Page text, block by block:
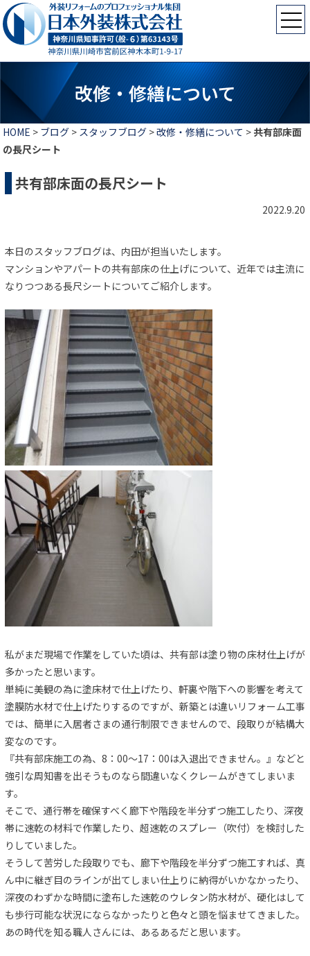
改修・修繕について
HOME > ブログ> スタッフブログ>改修・修繕について > 共有部床面
の長尺シート
共有部床面の長尺シート
2022.9.20
本日のスタッフブログは、内田が担当いたします。
マンションやアパートの共有部床の仕上げについて、近年では主流に
なりつつある長尺シートについてご紹介します。
私がまだ現場で作業をしていた頃は、共有部は塗り物の床材仕上げが
多かったと思います。
単純に美観の為に塗床材で仕上げたり、軒裏や階下への影響を考えて
塗膜防水材で仕上げたりするのですが、新築とは違いリフォーム工事
では、簡単に入居者さまの通行制限できませんので、段取りが結構大
変なのです。
『共有部床施工の為、8：00～17：00は入退出できません。』などと
強引な周知書を出そうものなら間違いなくクレームがきてしまいま
す。
そこで、通行帯を確保すべく廊下や階段を半分ずつ施工したり、深夜
帯に速乾の材料で作業したり、超速乾のスプレー（吹付）を検討した
りしていました。
そうして苦労した段取りでも、廊下や階段を半分ずつ施工すれば、真
ん中に継ぎ目のラインが出てしまい仕上りに納得がいかなかったり、
深夜のわずかな時間に塗布した速乾のウレタン防水材が、硬化はして
も歩行可能な状況にならなかったりと色々と頭を悩ませてきました。
あの時代を知る職人さんには、あるあるだと思います。